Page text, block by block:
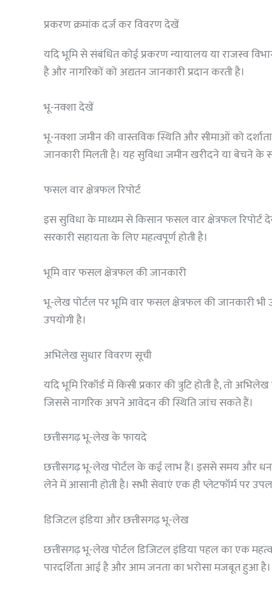
प्रकरण क्रमांक दर्ज कर विवरण देखें
यदि भूमि से संबंधित कोई प्रकरण न्यायालय या राजस्व
है और नागरिकों को अद्यतन जानकारी प्रदान करती है।
भू-नक्शा देखें
भू-नक्शा जमीन की वास्तविक स्थिति और सीमाओं को
जानकारी मिलती है। यह सुविधा जमीन खरीदने या बेचने के
फसल वार क्षेत्रफल रिपोर्ट
इस सुविधा के माध्यम से किसान फसल वार क्षेत्रफल
सरकारी सहायता के लिए महत्वपूर्ण होती है।
भूमि वार फसल क्षेत्रफल की जानकारी
भू-लेख पोर्टल पर भूमि वार फसल क्षेत्रफल की जानकारी
उपयोगी है।
अभिलेख सुधार विवरण सूची
यदि भूमि रिकॉर्ड में किसी प्रकार की त्रुटि होती है, तो
जिससे नागरिक अपने आवेदन की स्थिति जांच सकते हैं।
छत्तीसगढ़ भू-लेख के फायदे
छत्तीसगढ़ भू-लेख पोर्टल के कई लाभ हैं। इससे समय और धन
लेने में आसानी होती है। सभी सेवाएं एक ही प्लेटफॉर्म पर
डिजिटल इंडिया और छत्तीसगढ़ भू-लेख
छत्तीसगढ़ भू-लेख पोर्टल डिजिटल इंडिया पहल का एक
पारदर्शिता आई है और आम जनता का भरोसा मजबूत हुआ है।